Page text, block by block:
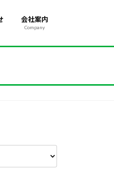
会社案内
Company